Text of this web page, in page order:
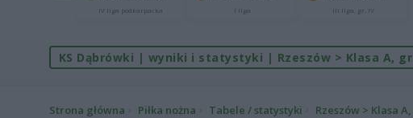
IV liga podkarpacka I liga III liga, gr. IV
KS Dąbrówki | wyniki i statystyki | Rzeszów > Klasa A,
Strona główna Piłka nożna Tabele / statystyki Rzeszów > Klasa